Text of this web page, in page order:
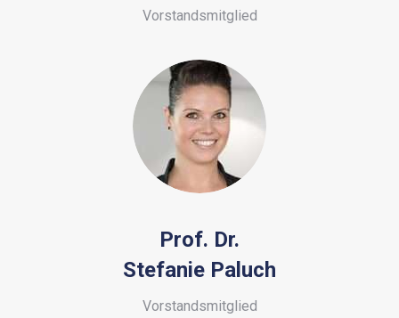
Vorstandsmitglied
Prof. Dr.
Stefanie Paluch
Vorstandsmitglied